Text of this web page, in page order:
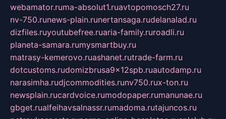
webamator.ruma-absolut1.ruavtopomosch27.ru
nv-750.runews-plain.runertansaga.rudelanalad.ru
dizfiles.ruyoutubefree.ruaria-family.ruroadli.ru
planeta-samara.rumysmartbuy.ru
matrasy-kemerovo.ruashanet.rutrade-farm.ru
dotcustoms.rudomizbrusa9x12spb.ruautodamp.ru
narasimha.rudjcommodities.runv750.rux-ton.ru
newsplain.rucardvoice.rumodopaper.rumanunae.ru
gbget.rualfeihavsalnassr.rumadoma.rutajuncos.ru